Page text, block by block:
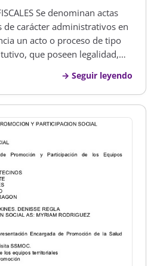
Se denominan actas
de carácter administrativos en
un acto o proceso de tipo
que poseen legalidad,
en concreto, antes se
Seguir leyendo